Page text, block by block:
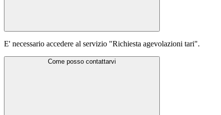
E' necessario accedere al servizio "Richiesta agevolazioni tari".
Come posso contattarvi